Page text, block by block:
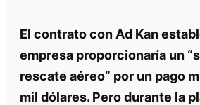
El contrato con Ad Kan
empresa proporcionaría un
rescate aéreo” por un pago
mil dólares. Pero durante la